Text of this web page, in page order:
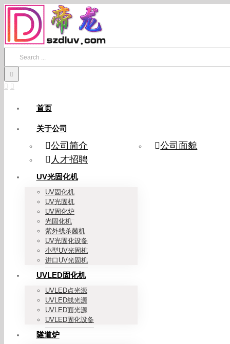
Skip
content
首页
关于公司
公司简介
公司面貌
人才招聘
UV光固化机
UV固化机
UV光固机
UV固化炉
光固化机
紫外线杀菌机
UV光固化设备
小型UV光固机
进口UV光固机
UVLED固化机
UVLED点光源
UVLED线光源
UVLED面光源
UVLED固化设备
隧道炉